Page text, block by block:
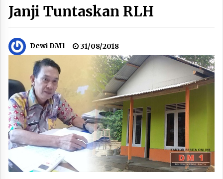
Janji Tuntaskan RLH
Dewi DM1 31/08/2018